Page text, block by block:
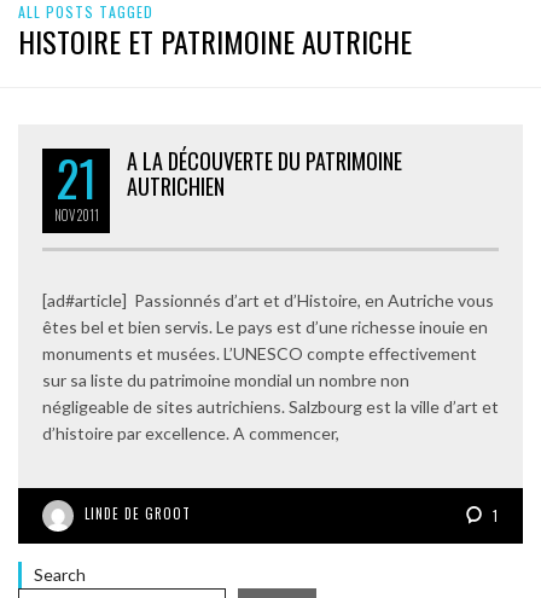
ALL POSTS TAGGED
HISTOIRE ET PATRIMOINE AUTRICHE
21
NOV2011
A LA DÉCOUVERTE DU PATRIMOINE
AUTRICHIEN
[ad#article] Passionnés d’art et d’Histoire, en Autriche vous
êtes bel et bien servis. Le pays est d’une richesse inouie en
monuments et musées. L’UNESCO compte effectivement
sur sa liste du patrimoine mondial un nombre non
négligeable de sites autrichiens. Salzbourg est la ville d’art et
d’histoire par excellence. A commencer,
LINDE DE GROOT 1
Search